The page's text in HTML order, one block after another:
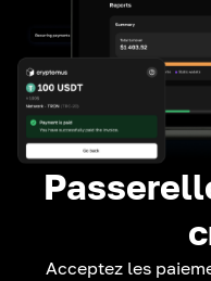
Acceptez les